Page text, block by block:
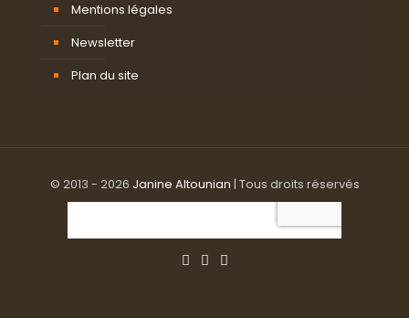
Mentions légales
Newsletter
Plan du site
© 2013 - 2026 Janine Altounian | Tous droits réservés